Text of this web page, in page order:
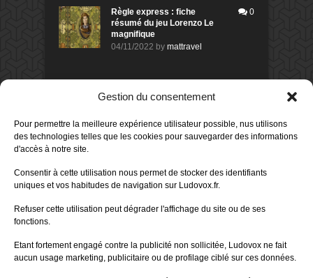
Gestion du consentement
Pour permettre la meilleure expérience utilisateur possible, nus utilisons
des technologies telles que les cookies pour sauvegarder des informations
d'accès à notre site.
Consentir à cette utilisation nous permet de stocker des identifiants
uniques et vos habitudes de navigation sur Ludovox.fr.
Refuser cette utilisation peut dégrader l'affichage du site ou de ses
fonctions.
Etant fortement engagé contre la publicité non sollicitée, Ludovox ne fait
aucun usage marketing, publicitaire ou de profilage ciblé sur ces données.
Règle express : fiche
résumé du jeu Lorenzo Le
magnifique
04/11/2022 by mattravel
0
DERNIERS AVIS DES MEMBRES
Avis de
Sur le jeu Collect!
il y a 2 minutes
Avis demorlockbob
Sur le jeu Detective Box - Ciao
Publié leil y a 1 jour
80%
Sur le jeu Detective Box - Ciao
Bella